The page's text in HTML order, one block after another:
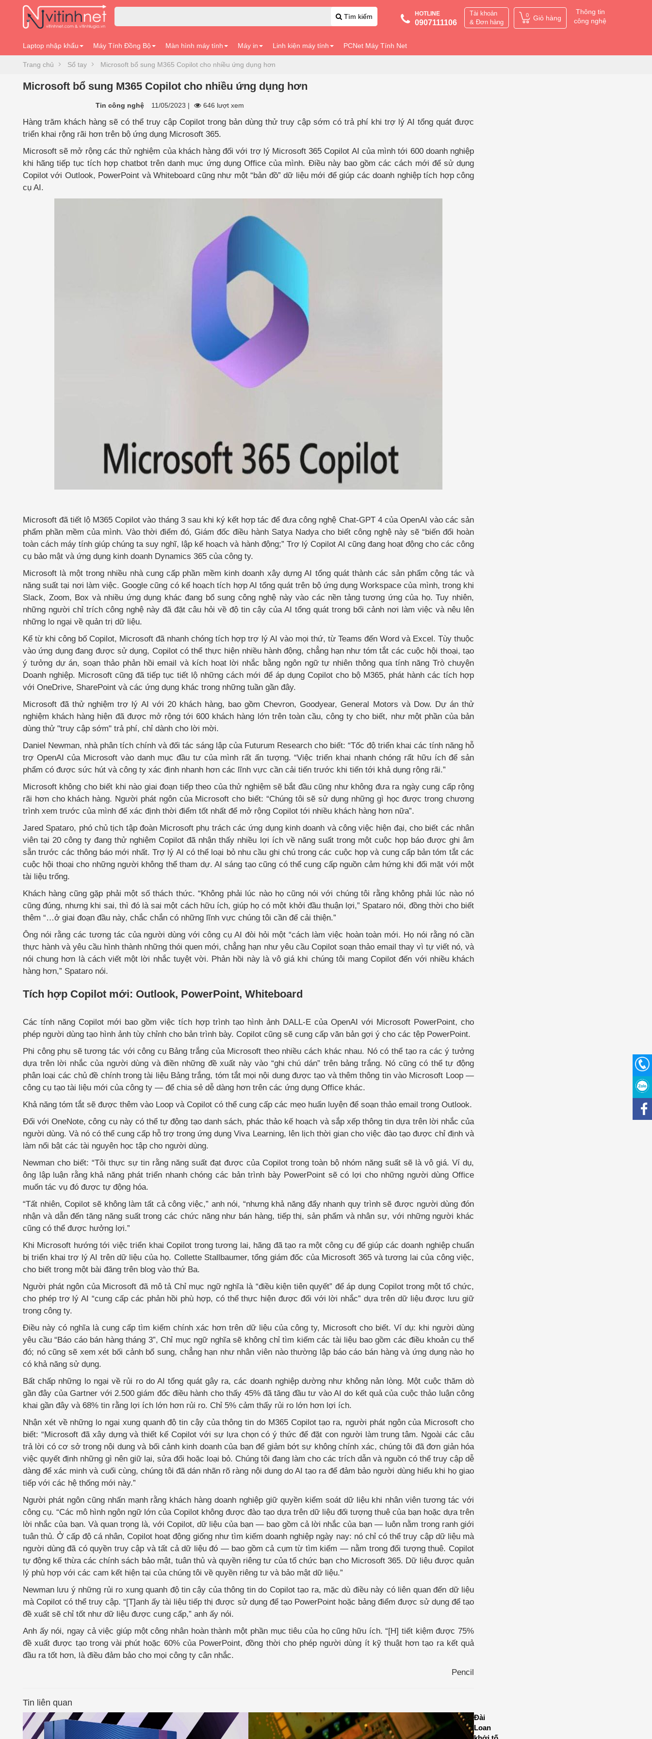
Tìm kiếm HOTLINE
0907111106
Tài khoản
& Đơn hàng
0 Giỏ hàng
Thông tin
công nghệ
Laptop nhập khẩu Máy Tính Đồng Bộ Màn hình máy tính Máy in Linh kiện máy tính PCNet Máy Tính Net
Trang chủ Sổ tay Microsoft bổ sung M365 Copilot cho nhiều ứng dụng hơn
Microsoft bổ sung M365 Copilot cho nhiều ứng dụng hơn
Tin công nghệ 11/05/2023 | 646 lượt xem
Hàng trăm khách hàng sẽ có thể truy cập Copilot trong bản dùng thử truy cập sớm có trả phí khi trợ lý AI tổng quát được
triển khai rộng rãi hơn trên bộ ứng dụng Microsoft 365.
Microsoft sẽ mở rộng các thử nghiệm của khách hàng đối với trợ lý Microsoft 365 Copilot AI của mình tới 600 doanh nghiệp
khi hãng tiếp tục tích hợp chatbot trên danh mục ứng dụng Office của mình. Điều này bao gồm các cách mới để sử dụng
Copilot với Outlook, PowerPoint và Whiteboard cũng như một “bản đồ” dữ liệu mới để giúp các doanh nghiệp tích hợp công
cụ AI.
Microsoft đã tiết lộ M365 Copilot vào tháng 3 sau khi ký kết hợp tác để đưa công nghệ Chat-GPT 4 của OpenAI vào các sản
phẩm phần mềm của mình. Vào thời điểm đó, Giám đốc điều hành Satya Nadya cho biết công nghệ này sẽ “biến đổi hoàn
toàn cách máy tính giúp chúng ta suy nghĩ, lập kế hoạch và hành động;” Trợ lý Copilot AI cũng đang hoạt động cho các công
cụ bảo mật và ứng dụng kinh doanh Dynamics 365 của công ty.
Microsoft là một trong nhiều nhà cung cấp phần mềm kinh doanh xây dựng AI tổng quát thành các sản phẩm cộng tác và
năng suất tại nơi làm việc. Google cũng có kế hoạch tích hợp AI tổng quát trên bộ ứng dụng Workspace của mình, trong khi
Slack, Zoom, Box và nhiều ứng dụng khác đang bổ sung công nghệ này vào các nền tảng tương ứng của họ. Tuy nhiên,
những người chỉ trích công nghệ này đã đặt câu hỏi về độ tin cậy của AI tổng quát trong bối cảnh nơi làm việc và nêu lên
những lo ngại về quản trị dữ liệu.
Kể từ khi công bố Copilot, Microsoft đã nhanh chóng tích hợp trợ lý AI vào mọi thứ, từ Teams đến Word và Excel. Tùy thuộc
vào ứng dụng đang được sử dụng, Copilot có thể thực hiện nhiều hành động, chẳng hạn như tóm tắt các cuộc hội thoại, tạo
ý tưởng dự án, soạn thảo phản hồi email và kích hoạt lời nhắc bằng ngôn ngữ tự nhiên thông qua tính năng Trò chuyện
Doanh nghiệp. Microsoft cũng đã tiếp tục tiết lộ những cách mới để áp dụng Copilot cho bộ M365, phát hành các tích hợp
với OneDrive, SharePoint và các ứng dụng khác trong những tuần gần đây.
Microsoft đã thử nghiệm trợ lý AI với 20 khách hàng, bao gồm Chevron, Goodyear, General Motors và Dow. Dự án thử
nghiệm khách hàng hiện đã được mở rộng tới 600 khách hàng lớn trên toàn cầu, công ty cho biết, như một phần của bản
dùng thử "truy cập sớm" trả phí, chỉ dành cho lời mời.
Daniel Newman, nhà phân tích chính và đối tác sáng lập của Futurum Research cho biết: “Tốc độ triển khai các tính năng hỗ
trợ OpenAI của Microsoft vào danh mục đầu tư của mình rất ấn tượng. “Việc triển khai nhanh chóng rất hữu ích để sản
phẩm có được sức hút và công ty xác định nhanh hơn các lĩnh vực cần cải tiến trước khi tiến tới khả dụng rộng rãi.”
Microsoft không cho biết khi nào giai đoạn tiếp theo của thử nghiệm sẽ bắt đầu cũng như không đưa ra ngày cung cấp rộng
rãi hơn cho khách hàng. Người phát ngôn của Microsoft cho biết: “Chúng tôi sẽ sử dụng những gì học được trong chương
trình xem trước của mình để xác định thời điểm tốt nhất để mở rộng Copilot tới nhiều khách hàng hơn nữa”.
Jared Spataro, phó chủ tịch tập đoàn Microsoft phụ trách các ứng dụng kinh doanh và công việc hiện đại, cho biết các nhân
viên tại 20 công ty đang thử nghiệm Copilot đã nhận thấy nhiều lợi ích về năng suất trong một cuộc họp báo được ghi âm
sẵn trước các thông báo mới nhất. Trợ lý AI có thể loại bỏ nhu cầu ghi chú trong các cuộc họp và cung cấp bản tóm tắt các
cuộc hội thoại cho những người không thể tham dự. AI sáng tạo cũng có thể cung cấp nguồn cảm hứng khi đối mặt với một
tài liệu trống.
Khách hàng cũng gặp phải một số thách thức. “Không phải lúc nào họ cũng nói với chúng tôi rằng không phải lúc nào nó
cũng đúng, nhưng khi sai, thì đó là sai một cách hữu ích, giúp họ có một khởi đầu thuận lợi,” Spataro nói, đồng thời cho biết
thêm “…ở giai đoạn đầu này, chắc chắn có những lĩnh vực chúng tôi cần để cải thiện.”
Ông nói rằng các tương tác của người dùng với công cụ AI đòi hỏi một “cách làm việc hoàn toàn mới. Họ nói rằng nó cần
thực hành và yêu cầu hình thành những thói quen mới, chẳng hạn như yêu cầu Copilot soạn thảo email thay vì tự viết nó, và
nói chung hơn là cách viết một lời nhắc tuyệt vời. Phản hồi này là vô giá khi chúng tôi mang Copilot đến với nhiều khách
hàng hơn,” Spataro nói.
Tích hợp Copilot mới: Outlook, PowerPoint, Whiteboard
Các tính năng Copilot mới bao gồm việc tích hợp trình tạo hình ảnh DALL-E của OpenAI với Microsoft PowerPoint, cho
phép người dùng tạo hình ảnh tùy chỉnh cho bản trình bày. Copilot cũng sẽ cung cấp văn bản gợi ý cho các tệp PowerPoint.
Phi công phụ sẽ tương tác với công cụ Bảng trắng của Microsoft theo nhiều cách khác nhau. Nó có thể tạo ra các ý tưởng
dựa trên lời nhắc của người dùng và điền những đề xuất này vào “ghi chú dán” trên bảng trắng. Nó cũng có thể tự động
phân loại các chủ đề chính trong tài liệu Bảng trắng, tóm tắt mọi nội dung được tạo và thêm thông tin vào Microsoft Loop —
công cụ tạo tài liệu mới của công ty — để chia sẻ dễ dàng hơn trên các ứng dụng Office khác.
Khả năng tóm tắt sẽ được thêm vào Loop và Copilot có thể cung cấp các mẹo huấn luyện để soạn thảo email trong Outlook.
Đối với OneNote, công cụ này có thể tự động tạo danh sách, phác thảo kế hoạch và sắp xếp thông tin dựa trên lời nhắc của
người dùng. Và nó có thể cung cấp hỗ trợ trong ứng dụng Viva Learning, lên lịch thời gian cho việc đào tạo được chỉ định và
làm nổi bật các tài nguyên học tập cho người dùng.
Newman cho biết: “Tôi thực sự tin rằng năng suất đạt được của Copilot trong toàn bộ nhóm năng suất sẽ là vô giá. Ví dụ,
ông lập luận rằng khả năng phát triển nhanh chóng các bản trình bày PowerPoint sẽ có lợi cho những người dùng Office
muốn tác vụ đó được tự động hóa.
“Tất nhiên, Copilot sẽ không làm tất cả công việc,” anh nói, “nhưng khả năng đẩy nhanh quy trình sẽ được người dùng đón
nhận và dẫn đến tăng năng suất trong các chức năng như bán hàng, tiếp thị, sản phẩm và nhân sự, với những người khác
cũng có thể được hưởng lợi.”
Khi Microsoft hướng tới việc triển khai Copilot trong tương lai, hãng đã tạo ra một công cụ để giúp các doanh nghiệp chuẩn
bị triển khai trợ lý AI trên dữ liệu của họ. Collette Stallbaumer, tổng giám đốc của Microsoft 365 và tương lai của công việc,
cho biết trong một bài đăng trên blog vào thứ Ba.
Người phát ngôn của Microsoft đã mô tả Chỉ mục ngữ nghĩa là “điều kiện tiên quyết” để áp dụng Copilot trong một tổ chức,
cho phép trợ lý AI “cung cấp các phản hồi phù hợp, có thể thực hiện được đối với lời nhắc” dựa trên dữ liệu được lưu giữ
trong công ty.
Điều này có nghĩa là cung cấp tìm kiếm chính xác hơn trên dữ liệu của công ty, Microsoft cho biết. Ví dụ: khi người dùng
yêu cầu “Báo cáo bán hàng tháng 3”, Chỉ mục ngữ nghĩa sẽ không chỉ tìm kiếm các tài liệu bao gồm các điều khoản cụ thể
đó; nó cũng sẽ xem xét bối cảnh bổ sung, chẳng hạn như nhân viên nào thường lập báo cáo bán hàng và ứng dụng nào họ
có khả năng sử dụng.
Bất chấp những lo ngại về rủi ro do AI tổng quát gây ra, các doanh nghiệp dường như không nản lòng. Một cuộc thăm dò
gần đây của Gartner với 2.500 giám đốc điều hành cho thấy 45% đã tăng đầu tư vào AI do kết quả của cuộc thảo luận công
khai gần đây và 68% tin rằng lợi ích lớn hơn rủi ro. Chỉ 5% cảm thấy rủi ro lớn hơn lợi ích.
Nhận xét về những lo ngại xung quanh độ tin cậy của thông tin do M365 Copilot tạo ra, người phát ngôn của Microsoft cho
biết: “Microsoft đã xây dựng và thiết kế Copilot với sự lựa chọn có ý thức để đặt con người làm trung tâm. Ngoài các câu
trả lời có cơ sở trong nội dung và bối cảnh kinh doanh của bạn để giảm bớt sự không chính xác, chúng tôi đã đơn giản hóa
việc quyết định những gì nên giữ lại, sửa đổi hoặc loại bỏ. Chúng tôi đang làm cho các trích dẫn và nguồn có thể truy cập dễ
dàng để xác minh và cuối cùng, chúng tôi đã dán nhãn rõ ràng nội dung do AI tạo ra để đảm bảo người dùng hiểu khi họ giao
tiếp với các hệ thống mới này.”
Người phát ngôn cũng nhấn mạnh rằng khách hàng doanh nghiệp giữ quyền kiểm soát dữ liệu khi nhân viên tương tác với
công cụ. “Các mô hình ngôn ngữ lớn của Copilot không được đào tạo dựa trên dữ liệu đối tượng thuê của bạn hoặc dựa trên
lời nhắc của bạn. Và quan trọng là, với Copilot, dữ liệu của bạn — bao gồm cả lời nhắc của bạn — luôn nằm trong ranh giới
tuân thủ. Ở cấp độ cá nhân, Copilot hoạt động giống như tìm kiếm doanh nghiệp ngày nay: nó chỉ có thể truy cập dữ liệu mà
người dùng đã có quyền truy cập và tất cả dữ liệu đó — bao gồm cả cụm từ tìm kiếm — nằm trong đối tượng thuê. Copilot
tự động kế thừa các chính sách bảo mật, tuân thủ và quyền riêng tư của tổ chức bạn cho Microsoft 365. Dữ liệu được quản
lý phù hợp với các cam kết hiện tại của chúng tôi về quyền riêng tư và bảo mật dữ liệu.”
Newman lưu ý những rủi ro xung quanh độ tin cậy của thông tin do Copilot tạo ra, mặc dù điều này có liên quan đến dữ liệu
mà Copilot có thể truy cập. “[T]anh ấy tài liệu tiếp thị được sử dụng để tạo PowerPoint hoặc bảng điểm được sử dụng để tạo
đề xuất sẽ chỉ tốt như dữ liệu được cung cấp,” anh ấy nói.
Anh ấy nói, ngay cả việc giúp một công nhân hoàn thành một phần mục tiêu của họ cũng hữu ích. “[H] tiết kiệm được 75%
đề xuất được tạo trong vài phút hoặc 60% của PowerPoint, đồng thời cho phép người dùng ít kỹ thuật hơn tạo ra kết quả
đầu ra tốt hơn, là điều đảm bảo cho mọi công ty cân nhắc.
Pencil
Tin liên quan
Intel
Đài
Loan